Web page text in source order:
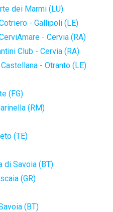
dei Marmi (LU)
- Gallipoli (LE)
- Cervia (RA)
Club - Cervia (RA)
- Otranto (LE)
(FG)
(RM)
(TE)
di Savoia (BT)
(GR)
(BT)